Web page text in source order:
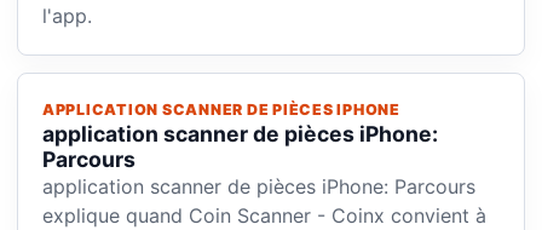
l'app.
APPLICATION SCANNER DE PIÈCES IPHONE
application scanner de pièces iPhone:
Parcours
application scanner de pièces iPhone: Parcours
explique quand Coin Scanner - Coinx convient à